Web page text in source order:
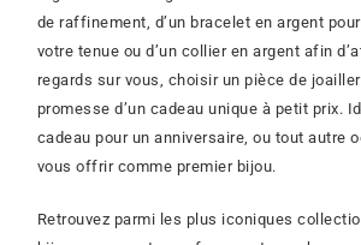
de raffinement, d’un bracelet en argent
votre tenue ou d’un collier en argent afin
regards sur vous, choisir un pièce de
promesse d’un cadeau unique à petit prix.
cadeau pour un anniversaire, ou tout autre
vous offrir comme premier bijou.
Retrouvez parmi les plus iconiques